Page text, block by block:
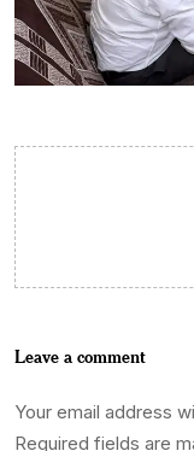
Leave a comment
Your email address
Required fields are